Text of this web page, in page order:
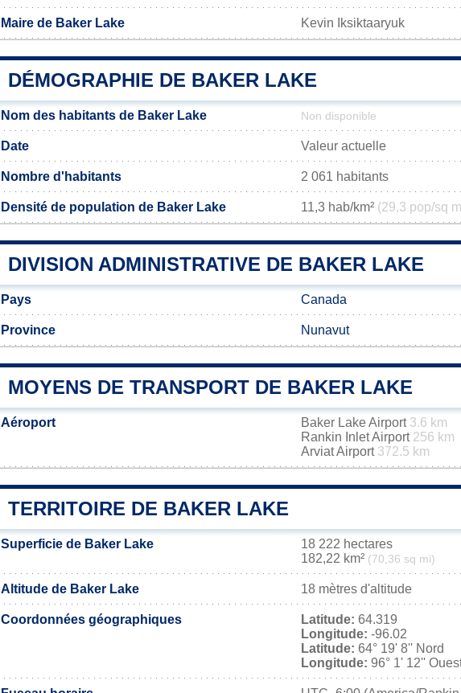
Maire de Baker Lake Kevin Iksiktaaryuk
DÉMOGRAPHIE DE BAKER LAKE
Nom des habitants de Baker Lake Non disponible
Date Valeur actuelle
Nombre d'habitants 2 061 habitants
Densité de population de Baker Lake 11,3 hab/km² (29,3 pop/sq
DIVISION ADMINISTRATIVE DE BAKER LAKE
Pays Canada
Province Nunavut
MOYENS DE TRANSPORT DE BAKER LAKE
Aéroport Baker Lake Airport 3.6 km
Rankin Inlet Airport 256 km
Arviat Airport 372.5 km
TERRITOIRE DE BAKER LAKE
Superficie de Baker Lake
18 222 hectares
182,22 km² (70,36 sq mi)
Altitude de Baker Lake 18 mètres d'altitude
Coordonnées géographiques Latitude: 64.319
Longitude: -96.02
Latitude: 64° 19' 8'' Nord
Longitude: 96° 1' 12''